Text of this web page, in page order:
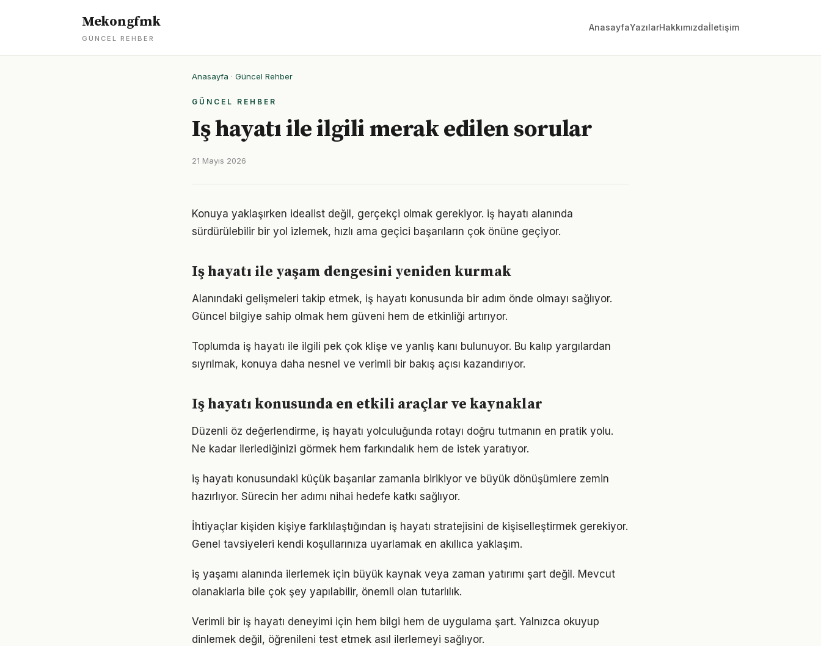
Mekongfmk
GÜNCEL REHBER
AnasayfaYazılarHakkımızdaİletişim
Anasayfa · Güncel Rehber
GÜNCEL REHBER
Iş hayatı ile ilgili merak edilen sorular
21 Mayıs 2026
Konuya yaklaşırken idealist değil, gerçekçi olmak gerekiyor. iş hayatı alanında
sürdürülebilir bir yol izlemek, hızlı ama geçici başarıların çok önüne geçiyor.
Iş hayatı ile yaşam dengesini yeniden kurmak
Alanındaki gelişmeleri takip etmek, iş hayatı konusunda bir adım önde olmayı sağlıyor.
Güncel bilgiye sahip olmak hem güveni hem de etkinliği artırıyor.
Toplumda iş hayatı ile ilgili pek çok klişe ve yanlış kanı bulunuyor. Bu kalıp yargılardan
sıyrılmak, konuya daha nesnel ve verimli bir bakış açısı kazandırıyor.
Iş hayatı konusunda en etkili araçlar ve kaynaklar
Düzenli öz değerlendirme, iş hayatı yolculuğunda rotayı doğru tutmanın en pratik yolu.
Ne kadar ilerlediğinizi görmek hem farkındalık hem de istek yaratıyor.
iş hayatı konusundaki küçük başarılar zamanla birikiyor ve büyük dönüşümlere zemin
hazırlıyor. Sürecin her adımı nihai hedefe katkı sağlıyor.
İhtiyaçlar kişiden kişiye farklılaştığından iş hayatı stratejisini de kişiselleştirmek gerekiyor.
Genel tavsiyeleri kendi koşullarınıza uyarlamak en akıllıca yaklaşım.
iş yaşamı alanında ilerlemek için büyük kaynak veya zaman yatırımı şart değil. Mevcut
olanaklarla bile çok şey yapılabilir, önemli olan tutarlılık.
Verimli bir iş hayatı deneyimi için hem bilgi hem de uygulama şart. Yalnızca okuyup
dinlemek değil, öğrenileni test etmek asıl ilerlemeyi sağlıyor.